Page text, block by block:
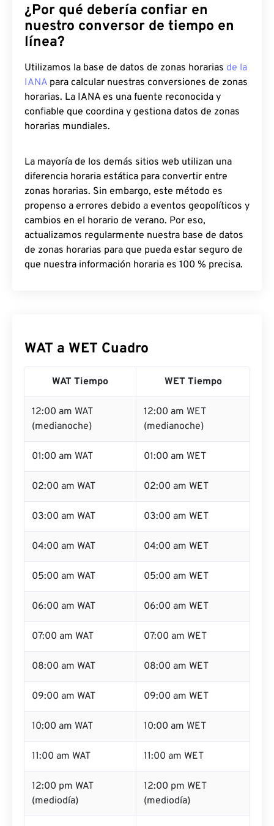
¿Por qué debería confiar en
nuestro conversor de tiempo en
línea?
Utilizamos la base de datos de zonas horarias de la
IANA para calcular nuestras conversiones de zonas
horarias. La IANA es una fuente reconocida y
confiable que coordina y gestiona datos de zonas
horarias mundiales.
La mayoría de los demás sitios web utilizan una
diferencia horaria estática para convertir entre
zonas horarias. Sin embargo, este método es
propenso a errores debido a eventos geopolíticos y
cambios en el horario de verano. Por eso,
actualizamos regularmente nuestra base de datos
de zonas horarias para que pueda estar seguro de
que nuestra información horaria es 100 % precisa.
WAT a WET Cuadro
WAT Tiempo WET Tiempo
12:00 am WAT
(medianoche)
12:00 am WET
(medianoche)
01:00 am WAT 01:00 am WET
02:00 am WAT 02:00 am WET
03:00 am WAT 03:00 am WET
04:00 am WAT 04:00 am WET
05:00 am WAT 05:00 am WET
06:00 am WAT 06:00 am WET
07:00 am WAT 07:00 am WET
08:00 am WAT 08:00 am WET
09:00 am WAT 09:00 am WET
10:00 am WAT 10:00 am WET
11:00 am WAT 11:00 am WET
12:00 pm WAT
(mediodía)
12:00 pm WET
(mediodía)